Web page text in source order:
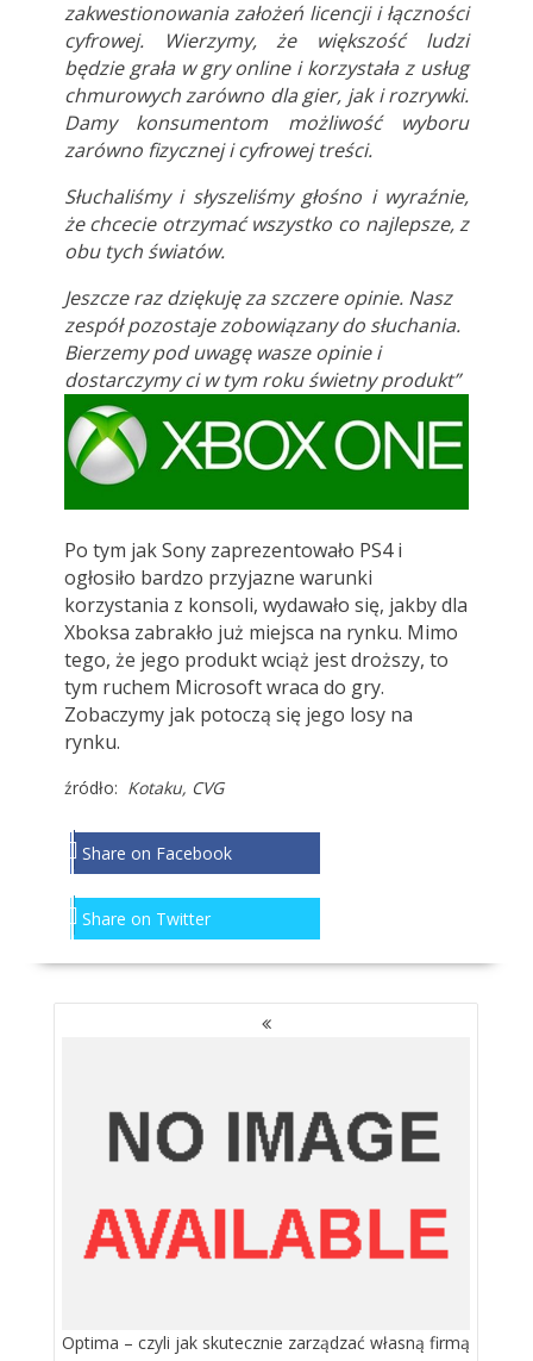
zakwestionowania założeń licencji i łączności
cyfrowej. Wierzymy, że większość ludzi
będzie grała w gry online i korzystała z usług
chmurowych zarówno dla gier, jak i rozrywki.
Damy konsumentom możliwość wyboru
zarówno fizycznej i cyfrowej treści.
Słuchaliśmy i słyszeliśmy głośno i wyraźnie,
że chcecie otrzymać wszystko co najlepsze, z
obu tych światów.
Jeszcze raz dziękuję za szczere opinie. Nasz
zespół pozostaje zobowiązany do słuchania.
Bierzemy pod uwagę wasze opinie i
dostarczymy ci w tym roku świetny produkt”
Po tym jak Sony zaprezentowało PS4 i
ogłosiło bardzo przyjazne warunki
korzystania z konsoli, wydawało się, jakby dla
Xboksa zabrakło już miejsca na rynku. Mimo
tego, że jego produkt wciąż jest droższy, to
tym ruchem Microsoft wraca do gry.
Zobaczymy jak potoczą się jego losy na
rynku.
źródło: Kotaku, CVG
Share on Facebook
Share on Twitter
NAWIGACJA
Optima – czyli jak skutecznie zarządzać własną firmą